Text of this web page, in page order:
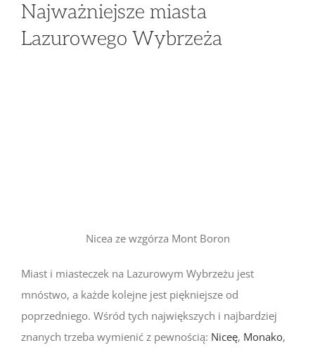
Najważniejsze miasta
Lazurowego Wybrzeża
Nicea ze wzgórza Mont Boron
Miast i miasteczek na Lazurowym Wybrzeżu jest
mnóstwo, a każde kolejne jest piękniejsze od
poprzedniego. Wśród tych największych i najbardziej
znanych trzeba wymienić z pewnością: Niceę, Monako,